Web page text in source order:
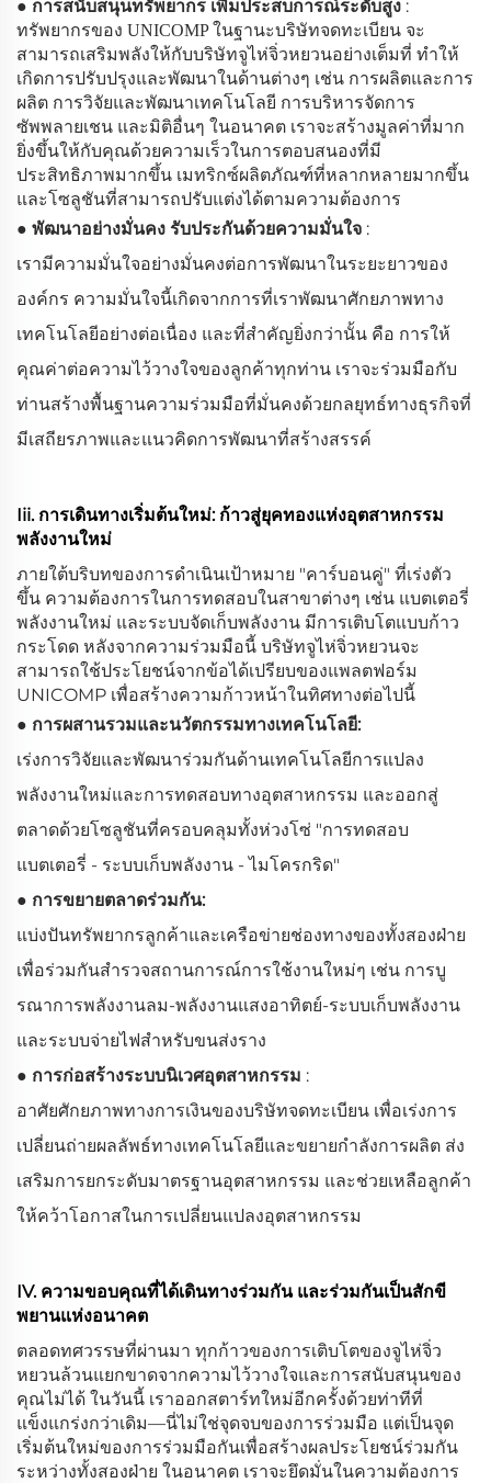
● การสนับสนุนทรัพยากร เพิ่มประสบการณ์ระดับสูง :
ทรัพยากรของ UNICOMPในฐานะบริษัทจดทะเบียน จะ
สามารถเสริมพลังให้กับบริษัทจูไห่จิ่วหยวนอย่างเต็มที่ ทำให้
เกิดการปรับปรุงและพัฒนาในด้านต่างๆ เช่น การผลิตและการ
ผลิต การวิจัยและพัฒนาเทคโนโลยี การบริหารจัดการ
ซัพพลายเชน และมิติอื่นๆ ในอนาคต เราจะสร้างมูลค่าที่มาก
ยิ่งขึ้นให้กับคุณด้วยความเร็วในการตอบสนองที่มี
ประสิทธิภาพมากขึ้น เมทริกซ์ผลิตภัณฑ์ที่หลากหลายมากขึ้น
และโซลูชันที่สามารถปรับแต่งได้ตามความต้องการ
● พัฒนาอย่างมั่นคง รับประกันด้วยความมั่นใจ :
เรามีความมั่นใจอย่างมั่นคงต่อการพัฒนาในระยะยาวของ
องค์กร ความมั่นใจนี้เกิดจากการที่เราพัฒนาศักยภาพทาง
เทคโนโลยีอย่างต่อเนื่อง และที่สำคัญยิ่งกว่านั้น คือ การให้
คุณค่าต่อความไว้วางใจของลูกค้าทุกท่าน เราจะร่วมมือกับ
ท่านสร้างพื้นฐานความร่วมมือที่มั่นคงด้วยกลยุทธ์ทางธุรกิจที่
มีเสถียรภาพและแนวคิดการพัฒนาที่สร้างสรรค์
Iii. การเดินทางเริ่มต้นใหม่: ก้าวสู่ยุคทองแห่งอุตสาหกรรม
พลังงานใหม่
ภายใต้บริบทของการดำเนินเป้าหมาย "คาร์บอนคู่" ที่เร่งตัว
ขึ้น ความต้องการในการทดสอบในสาขาต่างๆ เช่น แบตเตอรี่
พลังงานใหม่ และระบบจัดเก็บพลังงาน มีการเติบโตแบบก้าว
กระโดด หลังจากความร่วมมือนี้ บริษัทจูไห่จิ่วหยวนจะ
สามารถใช้ประโยชน์จากข้อได้เปรียบของแพลตฟอร์ม
UNICOMP เพื่อสร้างความก้าวหน้าในทิศทางต่อไปนี้
● การผสานรวมและนวัตกรรมทางเทคโนโลยี:
เร่งการวิจัยและพัฒนาร่วมกันด้านเทคโนโลยีการแปลง
พลังงานใหม่และการทดสอบทางอุตสาหกรรม และออกสู่
ตลาดด้วยโซลูชันที่ครอบคลุมทั้งห่วงโซ่ "การทดสอบ
แบตเตอรี่ - ระบบเก็บพลังงาน - ไมโครกริด"
● การขยายตลาดร่วมกัน:
แบ่งปันทรัพยากรลูกค้าและเครือข่ายช่องทางของทั้งสองฝ่าย
เพื่อร่วมกันสำรวจสถานการณ์การใช้งานใหม่ๆ เช่น การบู
รณาการพลังงานลม-พลังงานแสงอาทิตย์-ระบบเก็บพลังงาน
และระบบจ่ายไฟสำหรับขนส่งราง
● การก่อสร้างระบบนิเวศอุตสาหกรรม :
อาศัยศักยภาพทางการเงินของบริษัทจดทะเบียน เพื่อเร่งการ
เปลี่ยนถ่ายผลลัพธ์ทางเทคโนโลยีและขยายกำลังการผลิต ส่ง
เสริมการยกระดับมาตรฐานอุตสาหกรรม และช่วยเหลือลูกค้า
ให้คว้าโอกาสในการเปลี่ยนแปลงอุตสาหกรรม
IV. ความขอบคุณที่ได้เดินทางร่วมกัน และร่วมกันเป็นสักขี
พยานแห่งอนาคต
ตลอดทศวรรษที่ผ่านมา ทุกก้าวของการเติบโตของจูไห่จิ่ว
หยวนล้วนแยกขาดจากความไว้วางใจและการสนับสนุนของ
คุณไม่ได้ ในวันนี้ เราออกสตาร์ทใหม่อีกครั้งด้วยท่าทีที่
แข็งแกร่งกว่าเดิม—นี่ไม่ใช่จุดจบของการร่วมมือ แต่เป็นจุด
เริ่มต้นใหม่ของการร่วมมือกันเพื่อสร้างผลประโยชน์ร่วมกัน
ระหว่างทั้งสองฝ่าย ในอนาคต เราจะยึดมั่นในความต้องการ